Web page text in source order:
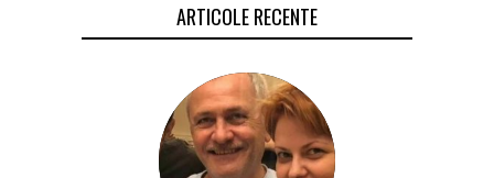
ARTICOLE RECENTE